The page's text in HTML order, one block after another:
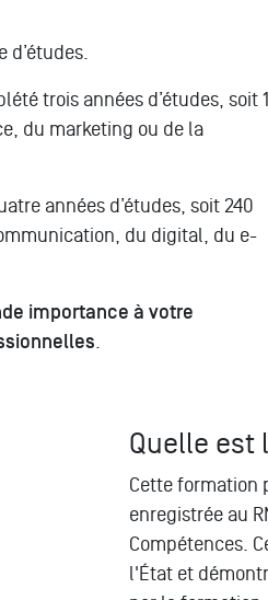
d’études.
trois années d’études, soit
du marketing ou de la
années d’études, soit 240
du digital, du e-
importance à votre
Quelle est
Cette formation
enregistrée au
Compétences.
l'État et